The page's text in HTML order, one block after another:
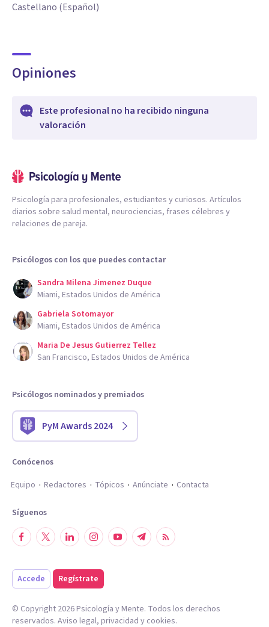
Castellano (Español)
Opiniones
Este profesional no ha recibido ninguna
valoración
Psicología para profesionales, estudiantes y curiosos. Artículos
diarios sobre salud mental, neurociencias, frases célebres y
relaciones de pareja.
Psicólogos con los que puedes contactar
Sandra Milena Jimenez Duque
Miami, Estados Unidos de América
Gabriela Sotomayor
Miami, Estados Unidos de América
Maria De Jesus Gutierrez Tellez
San Francisco, Estados Unidos de América
Psicólogos nominados y premiados
PyM Awards 2024
Conócenos
Equipo
Redactores Tópicos Anúnciate Contacta
Síguenos
Accede Regístrate
© Copyright 2026Psicología y Mente. Todos los derechos
reservados. Aviso legal, privacidad y cookies.